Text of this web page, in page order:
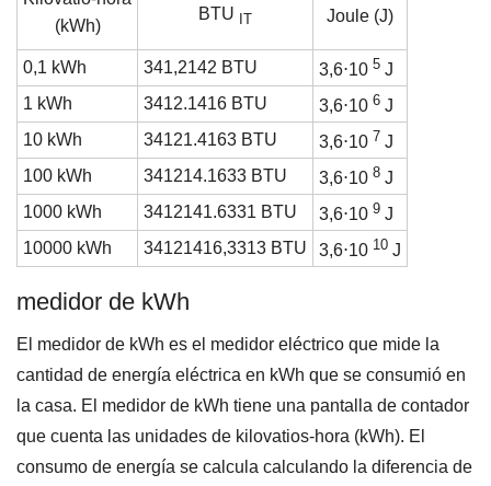
(kWh)
BTU IT Joule (J)
0,1 kWh 341,2142 BTU 3,6⋅10 5 J
1 kWh
3412.1416 BTU 3,6⋅10 6 J
10 kWh
34121.4163 BTU 3,6⋅10 7 J
100 kWh
341214.1633 BTU 3,6⋅10 8 J
1000 kWh
3412141.6331 BTU 3,6⋅10 9 J
10000 kWh
34121416,3313 BTU 3,6⋅10 10 J
medidor de kWh
El medidor de kWh es el medidor eléctrico que mide la
cantidad de energía eléctrica en kWh que se consumió en
la casa. El medidor de kWh tiene una pantalla de contador
que cuenta las unidades de kilovatios-hora (kWh). El
consumo de energía se calcula calculando la diferencia de